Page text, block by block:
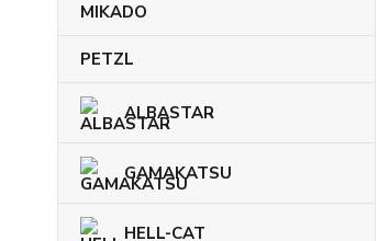
MIKADO
PETZL
ALBASTAR
GAMAKATSU
HELL-CAT